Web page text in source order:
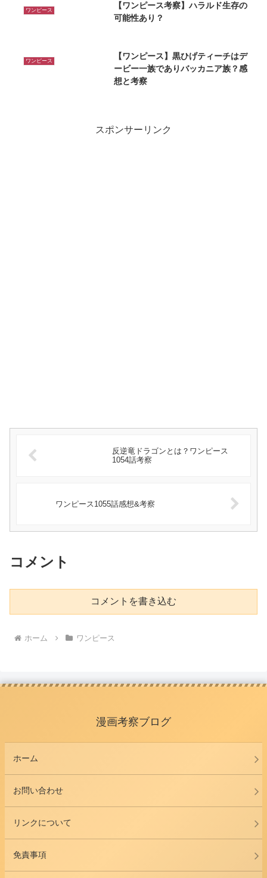
ワンピース
【ワンピース考察】ハラルド生存の
可能性あり？
ワンピース
【ワンピース】黒ひげティーチはデ
ービー一族でありバッカニア族？感
想と考察
スポンサーリンク
反逆竜ドラゴンとは？ワンピース
1054話考察
ワンピース1055話感想&考察
コメント
コメントを書き込む
ホーム ワンピース
漫画考察ブログ
ホーム
お問い合わせ
リンクについて
免責事項